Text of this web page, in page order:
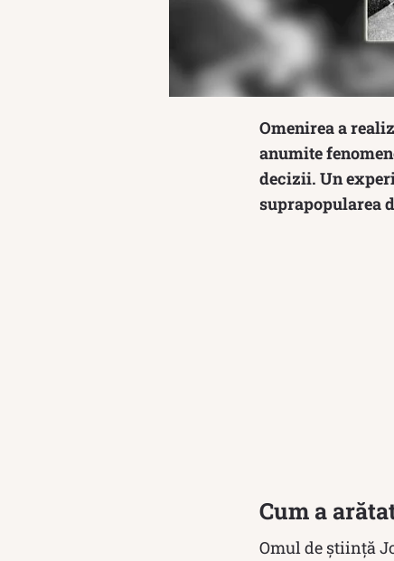
Omenirea a
anumite
decizii. Un
suprapopularea
Cum a
Omul de știință